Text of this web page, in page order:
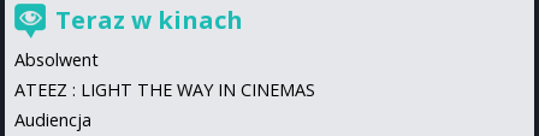
Teraz w kinach
Absolwent
ATEEZ : LIGHT THE WAY IN CINEMAS
Audiencja